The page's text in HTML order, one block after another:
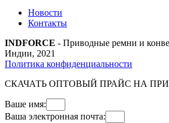
Новости
Контакты
INDFORCE - Приводные ремни и
Индии, 2021
Политика конфиденциальности
СКАЧАТЬ ОПТОВЫЙ ПРАЙС НА
Ваше имя:
Ваша электронная почта: